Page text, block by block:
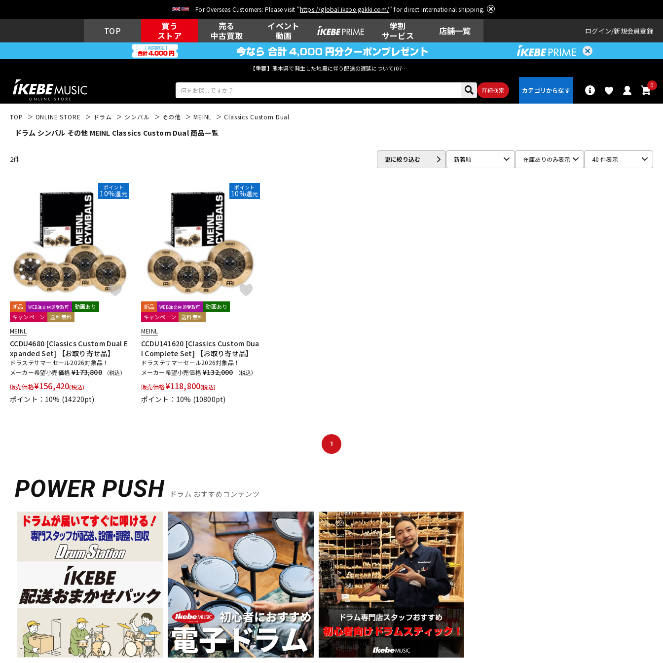
For Overseas Customers: Please visit "https://global.ikebe-gakki.com/" for direct international shipping.
TOP
買う
ストア
売る
中古買取
イベント
動画
学割
サービス
店舗一覧 ログイン 新規会員登録
【重要】熊本県で発生した地震に伴う配送の遅延について(07月29日
詳細検索
0
アコギ/エレ
キーボード
DJ機器 DTM
中古 ヴィンテージ
TOP ONLINE STORE ドラム シンバル その他 MEINL Classics Custom Dual
ドラム シンバル その他 MEINL Classics Custom Dual 商品一覧
2件 更に絞り込む 新着順 在庫ありのみ表示 40 件表示
ポイント
10%還元
新品 WEB注文店頭受取可
動画あり
キャンペーン
送料無料
MEINL
CCDU4680 [Classics Custom Dual E
xpanded Set] 【お取り寄せ品】
ドラステサマーセール2026対象品！
メーカー希望小売価格¥173,800 （税込）
販売価格¥156,420(税込)
ポイント：10% (14220pt)
ポイント
10%還元
新品 WEB注文店頭受取可
動画あり
キャンペーン
送料無料
MEINL
CCDU141620 [Classics Custom Dua
l Complete Set] 【お取り寄せ品】
ドラステサマーセール2026対象品！
メーカー希望小売価格¥132,000 （税込）
販売価格¥118,800(税込)
ポイント：10% (10800pt)
1
POWER PUSH ドラム おすすめコンテンツ